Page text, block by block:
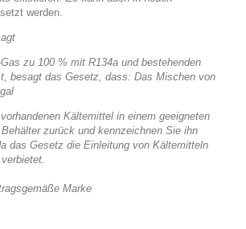
werden.
zu 100 % mit R134a und bestehenden
besagt das Gesetz, dass: Das Mischen von
Kältemittel in einem geeigneten
zurück und kennzeichnen Sie ihn
das Gesetz die Einleitung von Kältemitteln
Marke